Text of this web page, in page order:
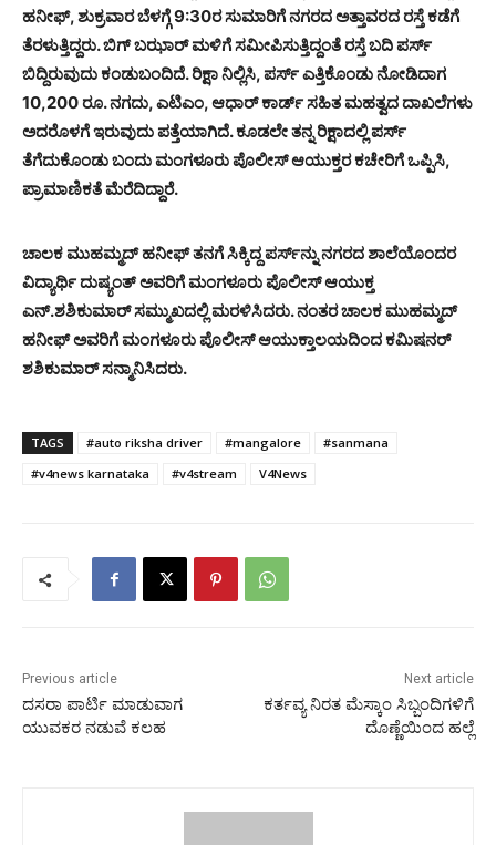
ಹನೀಫ್, ಶುಕ್ರವಾರ ಬೆಳಗ್ಗೆ 9:30ರ ಸುಮಾರಿಗೆ ನಗರದ ಅತ್ತಾವರದ ರಸ್ತೆ ಕಡೆಗೆ
ತೆರಳುತ್ತಿದ್ದರು. ಬಿಗ್ ಬಝಾರ್ ಮಳಿಗೆ ಸಮೀಪಿಸುತ್ತಿದ್ದಂತೆ ರಸ್ತೆ ಬದಿ ಪರ್ಸ್
ಬಿದ್ದಿರುವುದು ಕಂಡುಬಂದಿದೆ. ರಿಕ್ಷಾ ನಿಲ್ಲಿಸಿ, ಪರ್ಸ್ ಎತ್ತಿಕೊಂಡು ನೋಡಿದಾಗ
10,200 ರೂ. ನಗದು, ಎಟಿಎಂ, ಆಧಾರ್ ಕಾರ್ಡ್ ಸಹಿತ ಮಹತ್ವದ ದಾಖಲೆಗಳು
ಅದರೊಳಗೆ ಇರುವುದು ಪತ್ತೆಯಾಗಿದೆ. ಕೂಡಲೇ ತನ್ನ ರಿಕ್ಷಾದಲ್ಲಿ ಪರ್ಸ್
ತೆಗೆದುಕೊಂಡು ಬಂದು ಮಂಗಳೂರು ಪೊಲೀಸ್ ಆಯುಕ್ತರ ಕಚೇರಿಗೆ ಒಪ್ಪಿಸಿ,
ಪ್ರಾಮಾಣಿಕತೆ ಮೆರೆದಿದ್ದಾರೆ.
ಚಾಲಕ ಮುಹಮ್ಮದ್ ಹನೀಫ್ ತನಗೆ ಸಿಕ್ಕಿದ್ದ ಪರ್ಸ್‌ನ್ನು ನಗರದ ಶಾಲೆಯೊಂದರ
ವಿದ್ಯಾರ್ಥಿ ದುಷ್ಯಂತ್ ಅವರಿಗೆ ಮಂಗಳೂರು ಪೊಲೀಸ್ ಆಯುಕ್ತ
ಎನ್.ಶಶಿಕುಮಾರ್ ಸಮ್ಮುಖದಲ್ಲಿ ಮರಳಿಸಿದರು. ನಂತರ ಚಾಲಕ ಮುಹಮ್ಮದ್
ಹನೀಫ್ ಅವರಿಗೆ ಮಂಗಳೂರು ಪೊಲೀಸ್ ಆಯುಕ್ತಾಲಯದಿಂದ ಕಮಿಷನರ್
ಶಶಿಕುಮಾರ್ ಸನ್ಮಾನಿಸಿದರು.
TAGS #auto riksha driver #mangalore
#sanmana
#v4news karnataka
#v4stream V4News
Previous article
ದಸರಾ ಪಾರ್ಟಿ ಮಾಡುವಾಗ
ಯುವಕರ ನಡುವೆ ಕಲಹ
Next article
ಕರ್ತವ್ಯ ನಿರತ ಮೆಸ್ಕಾಂ ಸಿಬ್ಬಂದಿಗಳಿಗೆ
ದೊಣ್ಣೆಯಿಂದ ಹಲ್ಲೆ